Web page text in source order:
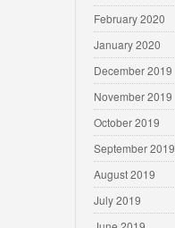
February 2020
January 2020
December 2019
November 2019
October 2019
September 2019
August 2019
July 2019